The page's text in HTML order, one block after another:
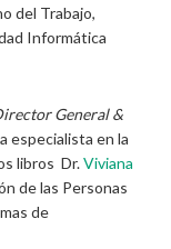
del Trabajo,
Informática
General &
especialista en la
libros Dr.Viviana
de las Personas
de